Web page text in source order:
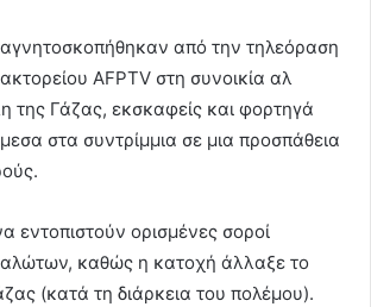
από την τηλεόραση
AFPTV στη συνοικία αλ
της Γάζας, εκσκαφείς και φορτηγά
στα συντρίμμια σε μια προσπάθεια
εντοπιστούν ορισμένες σοροί
καθώς η κατοχή άλλαξε το
(κατά τη διάρκεια του πολέμου).